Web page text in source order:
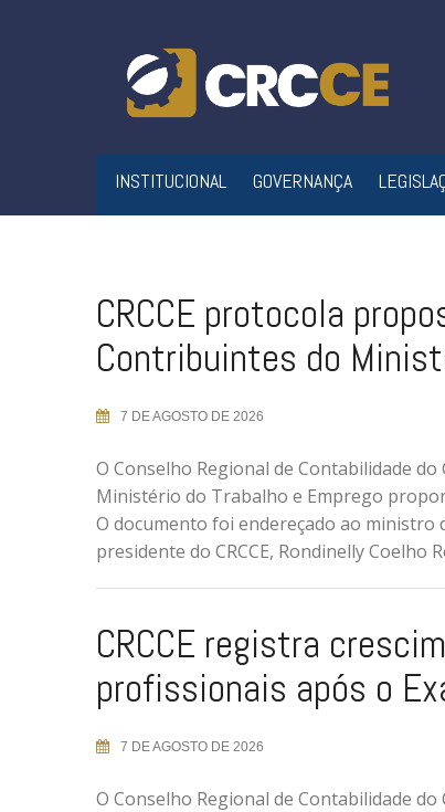
INSTITUCIONAL GOVERNANÇA
CRCCE protocola
Contribuintes do
7 DE AGOSTO DE 2026
O Conselho Regional de Contabilidade
Ministério do Trabalho e Emprego
O documento foi endereçado ao ministro
presidente do CRCCE, Rondinelly Coelho
CRCCE registra
profissionais após o
7 DE AGOSTO DE 2026
O Conselho Regional de Contabilidade